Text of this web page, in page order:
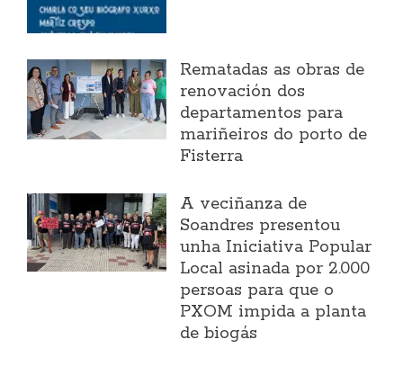
Rematadas as obras de
renovación dos
departamentos para
mariñeiros do porto de
Fisterra
A veciñanza de
Soandres presentou
unha Iniciativa Popular
Local asinada por 2.000
persoas para que o
PXOM impida a planta
de biogás